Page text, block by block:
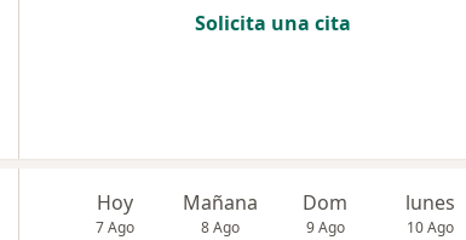
Solicita una cita
Hoy
7 Ago
Mañana
8 Ago
Dom
9 Ago
lunes
10 Ago